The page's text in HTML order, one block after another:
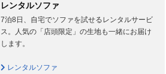
レンタルソファ
7泊8日、自宅でソファを試せるレンタルサービ
ス。人気の「店頭限定」の生地も一緒にお届け
します。
レンタルソファ